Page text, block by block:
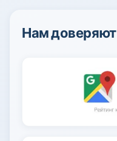
Нам доверяют